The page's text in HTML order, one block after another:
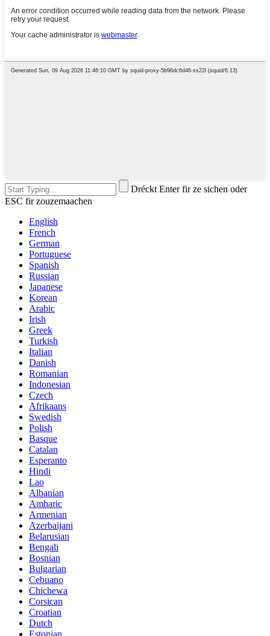
Dréckt Enter fir ze sichen oder
ESC fir zouzemaachen
English
French
German
Portuguese
Spanish
Russian
Japanese
Korean
Arabic
Irish
Greek
Turkish
Italian
Danish
Romanian
Indonesian
Czech
Afrikaans
Swedish
Polish
Basque
Catalan
Esperanto
Hindi
Lao
Albanian
Amharic
Armenian
Azerbaijani
Belarusian
Bengali
Bosnian
Bulgarian
Cebuano
Chichewa
Corsican
Croatian
Dutch